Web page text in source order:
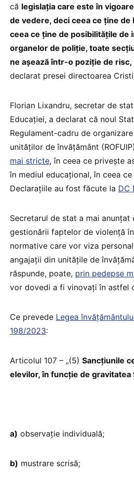
că legislaţia care este în
de vedere, deci ceea ce ţine de
ceea ce ţine de posibilităţile de
organelor de poliţie, toate
ne aşează într-o poziţie de risc,
declarat presei directoarea
Florian Lixandru, secretar de
Educației, a declarat că noul
Regulament-cadru de
unităților de învățământ
mai stricte, în ceea ce privește
în mediul educațional, în ceea ce
Declarațiile au fost făcute la DC
Secretarul de stat a mai anunțat
gestionării faptelor de violență
normative care vor viza
angajații din unitățile de
răspunde, poate, prin pedepse
vor dovedi a fi vinovați în astfel
Ce prevede Legea
198/2023:
Articolul 107 – „(5) Sancțiunile
elevilor, în funcție de gravitatea
a) observație individuală;
b) mustrare scrisă;